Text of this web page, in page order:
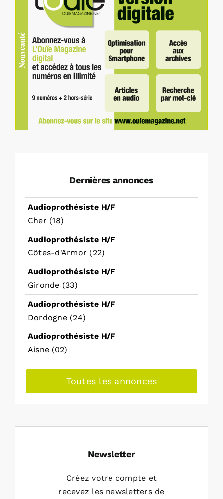
Dernières annonces
Audioprothésiste H/F
Cher (18)
Audioprothésiste H/F
Côtes-d'Armor (22)
Audioprothésiste H/F
Gironde (33)
Audioprothésiste H/F
Dordogne (24)
Audioprothésiste H/F
Aisne (02)
Toutes les annonces
Newsletter
Créez votre compte et
recevez les newsletters de